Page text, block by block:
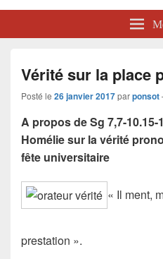
Vérité sur la place
Posté le 26 janvier 2017parponsot
A propos de Sg 7,7-10.15-
Homélie sur la vérité
fête universitaire
« Il ment,
prestation ».